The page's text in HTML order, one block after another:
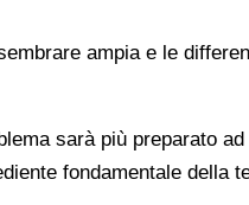
ampia e le
sarà più preparato
fondamentale della